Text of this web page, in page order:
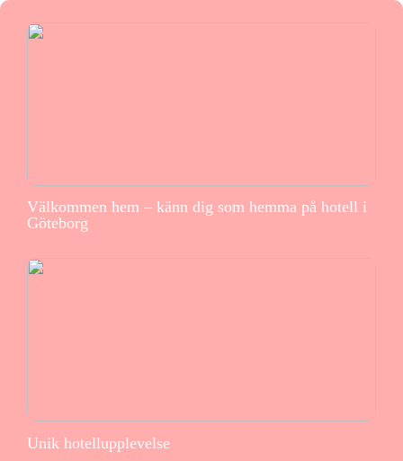
Välkommen hem – känn dig som hemma på hotell i
Göteborg
Unik hotellupplevelse